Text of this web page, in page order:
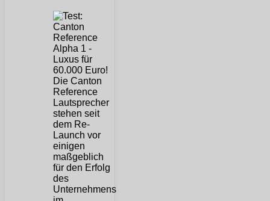
Die Canton
Reference
Lautsprecher
stehen seit
dem Re-
Launch vor
einigen
maßgeblich
für den Erfolg
des
Unternehmens